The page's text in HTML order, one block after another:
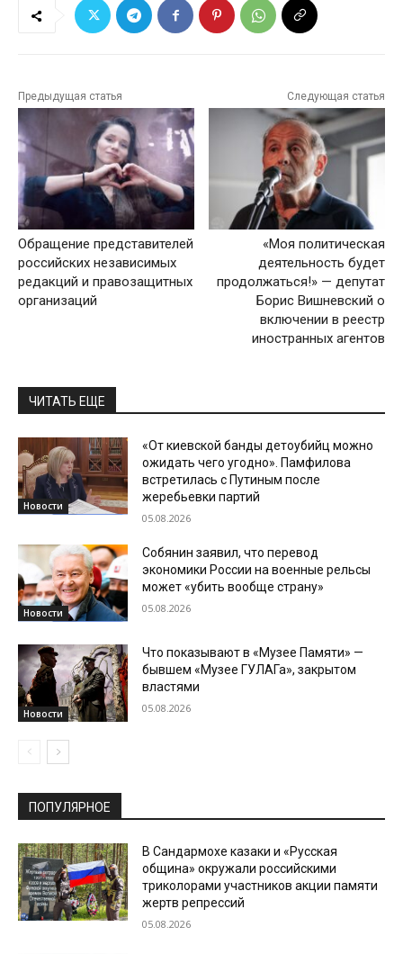
Предыдущая статья
Обращение представителей
российских независимых
редакций и правозащитных
организаций
Следующая статья
«Моя политическая
деятельность будет
продолжаться!» — депутат
Борис Вишневский о
включении в реестр
иностранных агентов
ЧИТАТЬ ЕЩЕ
Новости
«От киевской банды детоубийц можно
ожидать чего угодно». Памфилова
встретилась с Путиным после
жеребьевки партий
05.08.2026
Новости
Собянин заявил, что перевод
экономики России на военные рельсы
может «убить вообще страну»
05.08.2026
Новости
Что показывают в «Музее Памяти» —
бывшем «Музее ГУЛАГа», закрытом
властями
05.08.2026
ПОПУЛЯРНОЕ
В Сандармохе казаки и «Русская
община» окружали российскими
триколорами участников акции памяти
жертв репрессий
05.08.2026